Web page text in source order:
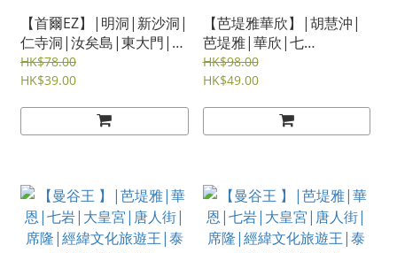
【首爾EZ】|明洞|新沙洞|
仁寺洞|汝矣島|東大門|釜
山|江原道|京畿道|經緯文
化EZ自遊|韓國旅遊|旅遊
HK$78.00
HK$39.00
【芭堤雅華欣】|胡慧沖|
芭堤雅|華欣|七
岩|Pattaya|Hua Hin|經
緯文化旅遊王|泰國旅遊|
HK$98.00
HK$49.00